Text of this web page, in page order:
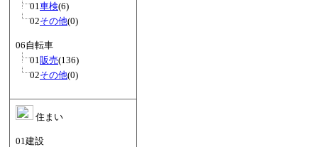
01車検(6)
02その他(0)
06自転車
01販売(136)
02その他(0)
住まい
01建設